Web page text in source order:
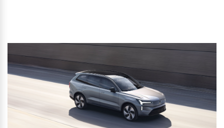
Mild-Hybrid
4 Modelle
Geschäftskunden
Volvo Gebrauchtwagenbörse
Gebrauchtwagen
Volvo kauft Ihr Auto
Unser Team
Kontakt und Anfahrt
Unsere News & Events